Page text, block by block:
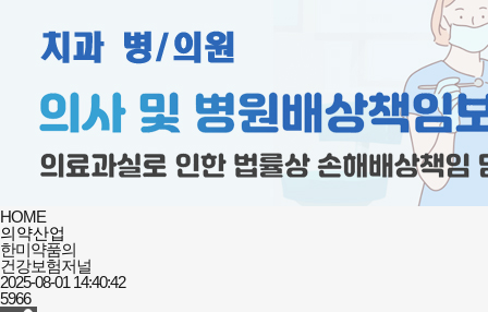
HOME
의약산업
한미약품의
건강보험저널
2025-08-01 14:40:42
5966